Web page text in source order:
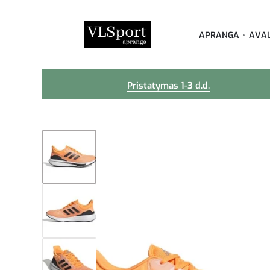
APRANGA
Pristatymas 1-3 d.d.